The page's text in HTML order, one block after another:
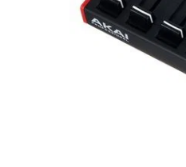
Microfoane de studio
Microfoane de Suprafata